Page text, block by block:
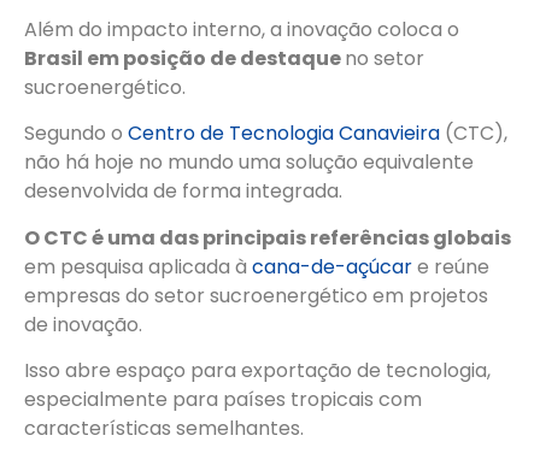
Além do impacto interno, a inovação coloca o
Brasil em posição de destaqueno setor
sucroenergético.
Segundo o Centro de Tecnologia Canavieira (CTC),
não há hoje no mundo uma solução equivalente
desenvolvida de forma integrada.
O CTC é uma das principais referências globais
em pesquisa aplicada à cana-de-açúcare reúne
empresas do setor sucroenergético em projetos
de inovação.
Isso abre espaço para exportação de tecnologia,
especialmente para países tropicais com
características semelhantes.